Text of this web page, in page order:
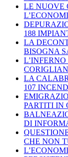
LE NUOVE
188
LA
BISOGNA
LA
107
PARTITI IN
DI
CHE NON